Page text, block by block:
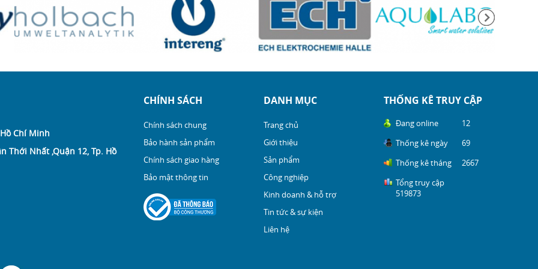
Chí Minh
Thới Nhất ,Quận 12, Tp. Hồ
CHÍNH SÁCH
Chính sách chung
Bảo hành sản phẩm
Chính sách giao hàng
Bảo mật thông tin
DANH MỤC
Trang chủ
Giới thiệu
Sản phẩm
Công nghiệp
Kinh doanh & hỗ trợ
Tin tức & sự kiện
Liên hệ
THỐNG KÊ TRUY CẬP
Đang online
12
Thống kê ngày
69
Thống kê tháng
2667
Tổng truy cập
519873